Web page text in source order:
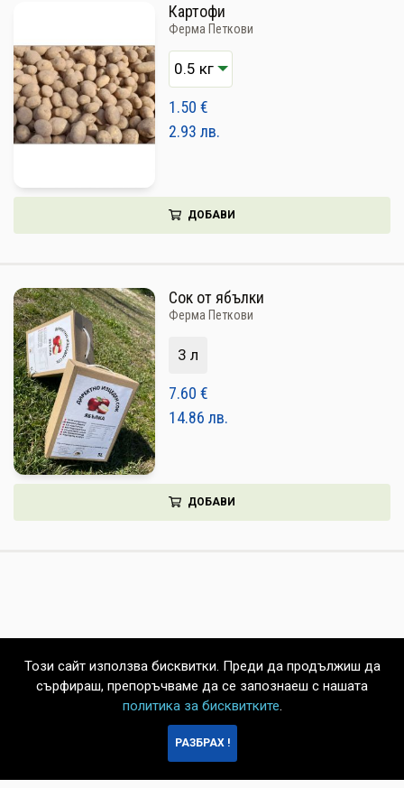
Картофи
Ферма Петкови
1.50 €
2.93 лв.
ДОБАВИ
Сок от ябълки
Ферма Петкови
3 л
7.60 €
14.86 лв.
ДОБАВИ
Този сайт използва бисквитки. Преди да продължиш да
сърфираш, препоръчваме да се запознаеш с нашата
политика за бисквитките.
РАЗБРАХ !